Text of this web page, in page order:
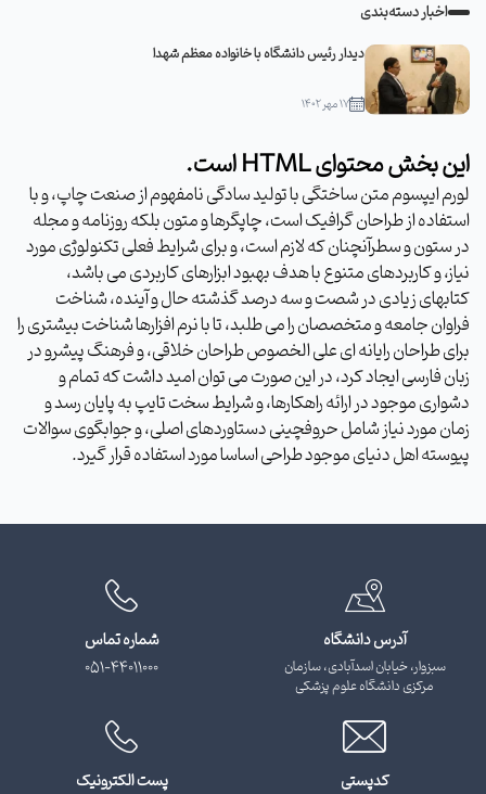
اخبار دسته‌بندی
دیدار رئیس دانشگاه با خانواده معظم شهدا
۱۷ مهر ۱۴۰۲
این بخش محتوای HTML است.
لورم ایپسوم متن ساختگی با تولید سادگی نامفهوم از صنعت چاپ، و با
استفاده از طراحان گرافیک است، چاپگرها و متون بلکه روزنامه و مجله
در ستون و سطرآنچنان که لازم است، و برای شرایط فعلی تکنولوژی مورد
نیاز، و کاربردهای متنوع با هدف بهبود ابزارهای کاربردی می باشد،
کتابهای زیادی در شصت و سه درصد گذشته حال و آینده، شناخت
فراوان جامعه و متخصصان را می طلبد، تا با نرم افزارها شناخت بیشتری را
برای طراحان رایانه ای علی الخصوص طراحان خلاقی، و فرهنگ پیشرو در
زبان فارسی ایجاد کرد، در این صورت می توان امید داشت که تمام و
دشواری موجود در ارائه راهکارها، و شرایط سخت تایپ به پایان رسد و
زمان مورد نیاز شامل حروفچینی دستاوردهای اصلی، و جوابگوی سوالات
پیوسته اهل دنیای موجود طراحی اساسا مورد استفاده قرار گیرد.
آدرس دانشگاه
سبزوار، خیابان اسدآبادی، سازمان
مرکزی دانشگاه علوم پزشکی
شماره تماس
051-44011000
کدپستی
پست الکترونیک